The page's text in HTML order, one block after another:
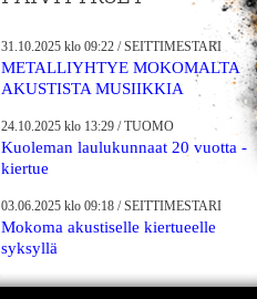
31.10.2025 klo 09:22 /SEITTIMESTARI
METALLIYHTYE MOKOMALTA
AKUSTISTA MUSIIKKIA
24.10.2025 klo 13:29 /TUOMO
Kuoleman laulukunnaat 20 vuotta -
kiertue
03.06.2025 klo 09:18 /SEITTIMESTARI
Mokoma akustiselle kiertueelle
syksyllä